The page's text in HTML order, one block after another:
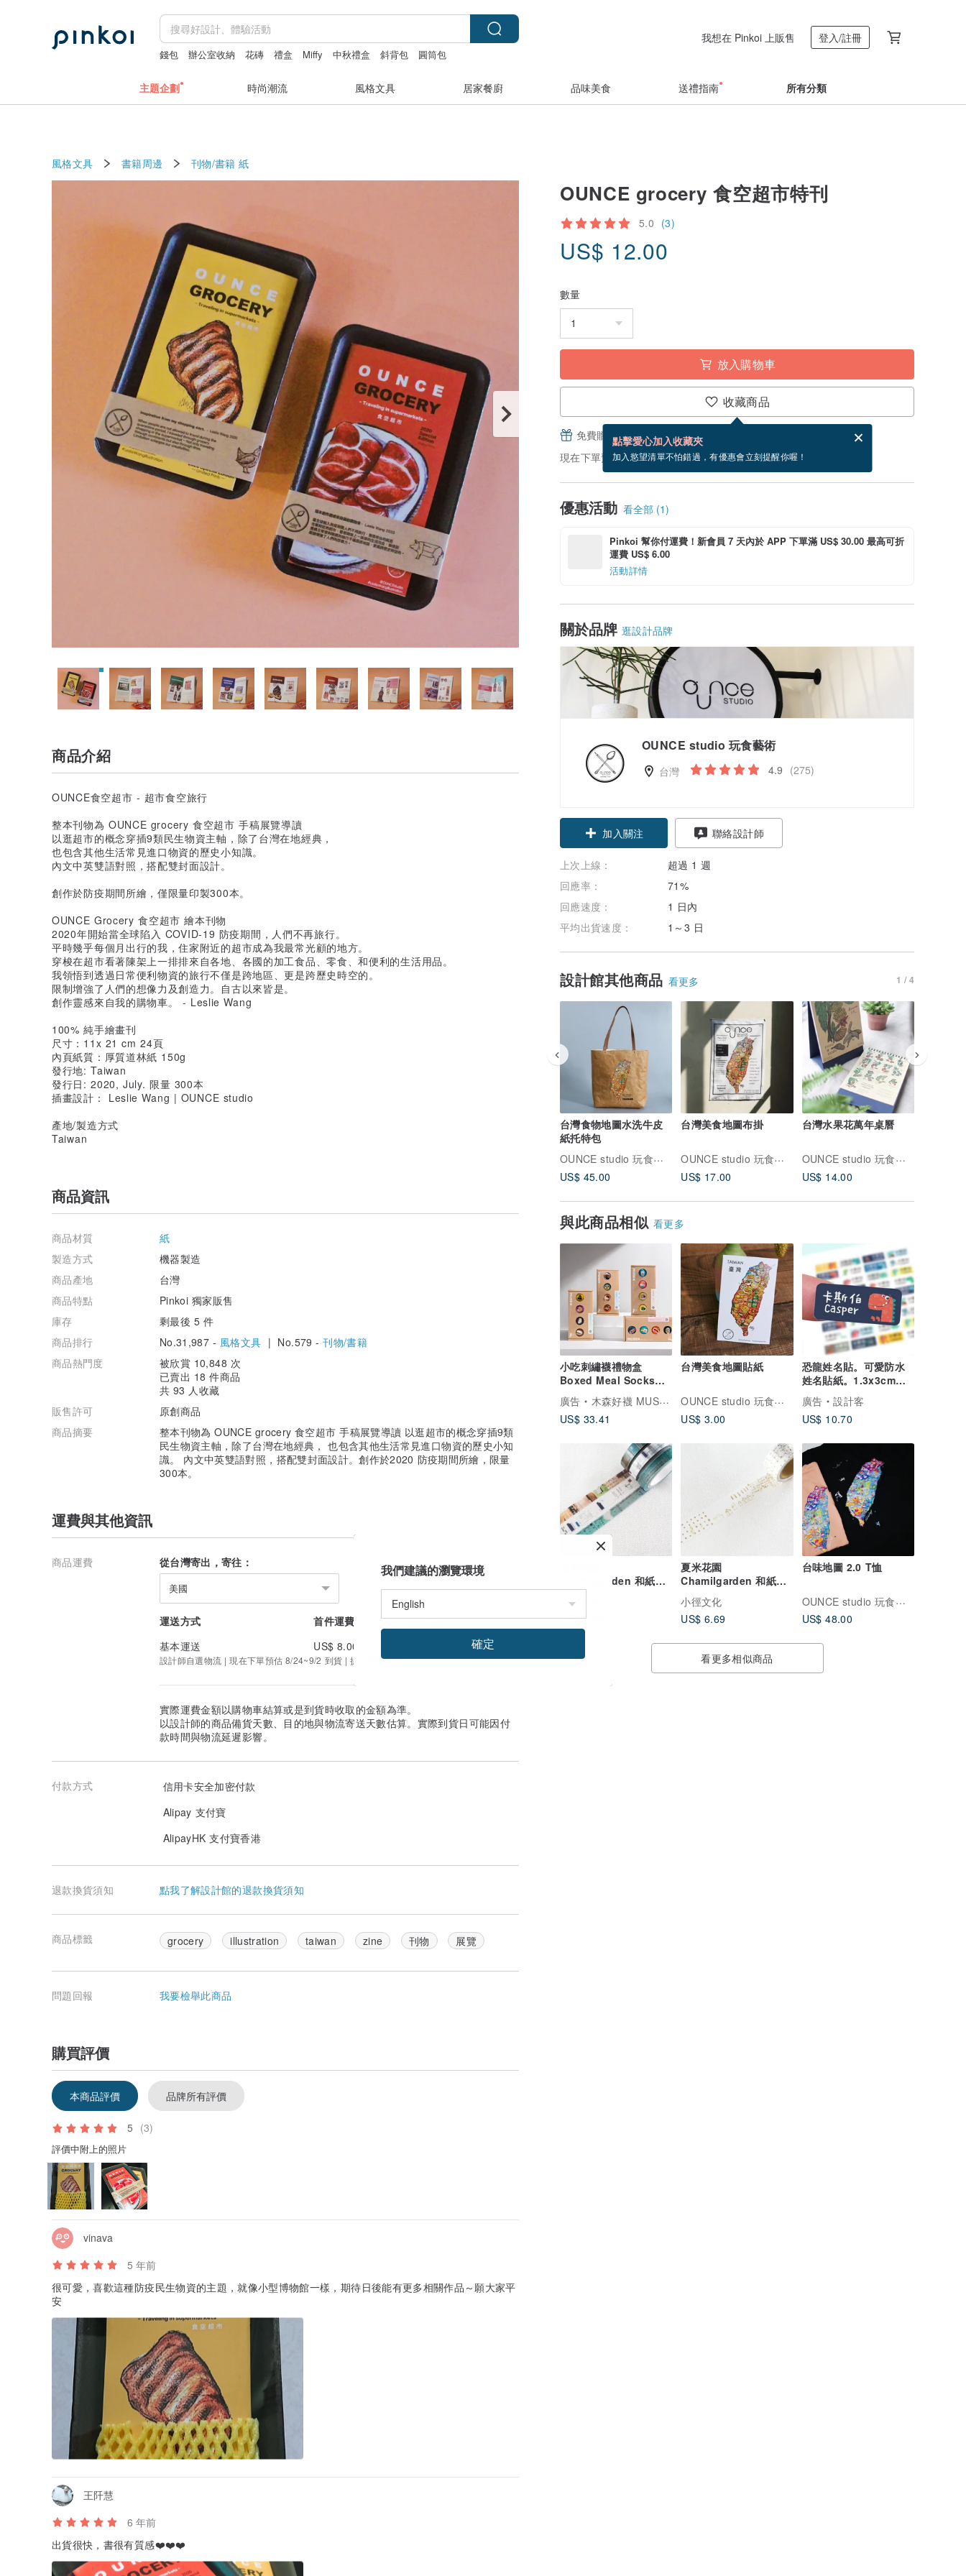
錢包 辦公室收納 花磚 禮盒 Miffy 中秋禮盒 斜背包 圓筒包
我想在 Pinkoi 上販售 登入/註冊
主題企劃 時尚潮流 風格文具 居家餐廚 品味美食 送禮指南 所有分類
風格文具 書籍周邊 刊物/書籍 紙
OUNCE grocery 食空超市特刊
5.0 (3)
US$ 12.00
數量
放入購物車
收藏商品
點擊愛心加入收藏夾
加入慾望清單不怕錯過，有優惠會立刻提醒你喔！
免費贈送電子賀卡，結帳完成後填寫
現在下單預估 8/24~9/2 到貨。
優惠活動 看全部 (1)
Pinkoi 幫你付運費！新會員 7 天內於 APP 下單滿 US$ 30.00 最高可折
運費 US$ 6.00
活動詳情
關於品牌 逛設計品牌
OUNCE studio 玩食藝術
台灣 4.9 (275)
加入關注 聯絡設計師
上次上線：
超過 1 週
回應率：
71%
回應速度：
1 日內
平均出貨速度：
1～3 日
設計館其他商品 看更多 1 / 4
台灣食物地圖水洗牛皮
紙托特包
OUNCE studio 玩食藝術
US$ 45.00
台灣美食地圖布掛
OUNCE studio 玩食藝術
US$ 17.00
台灣水果花萬年桌曆
OUNCE studio 玩食藝術
US$ 14.00
與此商品相似 看更多
小吃刺繡襪禮物盒
Boxed Meal Socks
Gift Box 長襪|中筒襪|
男女同
廣告
木森好襪 MUSEN SOCKS
US$ 33.41
台灣美食地圖貼紙
OUNCE studio 玩食藝術
US$ 3.00
恐龍姓名貼。可愛防水
姓名貼紙。1.3x3cm方
形貼144枚
廣告
設計客
US$ 10.70
Chamilgarden 和紙膠
帶- 薄青 USUAO (
MTW-CH285)
小徑文化
US$ 9.36
夏米花園
Chamilgarden 和紙膠
帶 - 這裡那裡 ( MTW-
CH121 )
小徑文化
US$ 6.69
台味地圖 2.0 T恤
OUNCE studio 玩食藝術
US$ 48.00
看更多相似商品
商品介紹
OUNCE食空超市 - 超市食空旅行
整本刊物為 OUNCE grocery 食空超市 手稿展覽導讀
以逛超市的概念穿插9類民生物資主軸，除了台灣在地經典，
也包含其他生活常見進口物資的歷史小知識。
內文中英雙語對照，搭配雙封面設計。
創作於防疫期間所繪，僅限量印製300本。
OUNCE Grocery 食空超市 繪本刊物
2020年開始當全球陷入 COVID-19 防疫期間，人們不再旅行。
平時幾乎每個月出行的我，住家附近的超市成為我最常光顧的地方。
穿梭在超市看著陳架上一排排來自各地、各國的加工食品、零食、和便利的生活用品。
我領悟到透過日常便利物資的旅行不僅是跨地區、更是跨歷史時空的。
限制增強了人們的想像力及創造力。自古以來皆是。
創作靈感來自我的購物車。 - Leslie Wang
100% 純手繪畫刊
尺寸：11x 21 cm 24頁
內頁紙質：厚質道林紙 150g
發行地: Taiwan
發行日: 2020, July. 限量 300本
插畫設計： Leslie Wang | OUNCE studio
產地/製造方式
Taiwan
商品資訊
商品材質
紙
製造方式
機器製造
商品產地
台灣
商品特點
Pinkoi 獨家販售
庫存
剩最後 5 件
商品排行
No.31,987 - 風格文具 | No.579 -刊物/書籍
商品熱門度
被欣賞 10,848 次
已賣出 18 件商品
共 93 人收藏
販售許可
原創商品
商品摘要
整本刊物為 OUNCE grocery 食空超市 手稿展覽導讀 以逛超市的概念穿插9類
民生物資主軸，除了台灣在地經典， 也包含其他生活常見進口物資的歷史小知
識。 內文中英雙語對照，搭配雙封面設計。創作於2020 防疫期間所繪，限量
300本。
運費與其他資訊
商品運費 從台灣寄出，寄往：
美國
運送方式 首件運費
續件加收
基本運送
US$ 8.00
設計師自選物流 | 現在下單預估 8/24~9/2 到貨 | 提供追蹤
實際運費金額以購物車結算或是到貨時收取的金額為準。
以設計師的商品備貨天數、目的地與物流寄送天數估算。實際到貨日可能因付
款時間與物流延遲影響。
付款方式
信用卡安全加密付款
Alipay 支付寶
AlipayHK 支付寶香港
退款換貨須知 點我了解設計館的退款換貨須知
商品標籤 grocery illustration taiwan zine 刊物 展覽
問題回報 我要檢舉此商品
購買評價
本商品評價 品牌所有評價
5 (3)
評價中附上的照片
vinava
5 年前
很可愛，喜歡這種防疫民生物資的主題，就像小型博物館一樣，期待日後能有更多相關作品～願大家平
安
王阡慧
6 年前
出貨很快，書很有質感❤️❤️❤️
我們建議的瀏覽環境
確定